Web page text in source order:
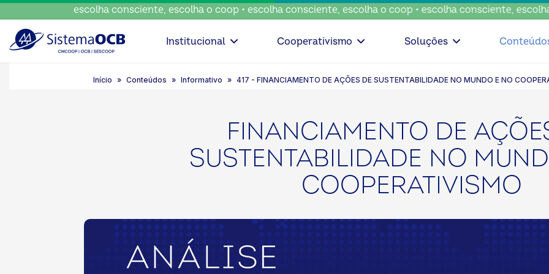
escolha consciente, escolha o coop • escolha consciente, escolha o coop • escolha consciente, escolha
Institucional Cooperativismo Soluções
Início Conteúdos Informativo 417 - FINANCIAMENTO DE AÇÕES DE SUSTENTABILIDADE NO MUNDO E NO
FINANCIAMENTO DE
SUSTENTABILIDADE NO
COOPERATIVISMO